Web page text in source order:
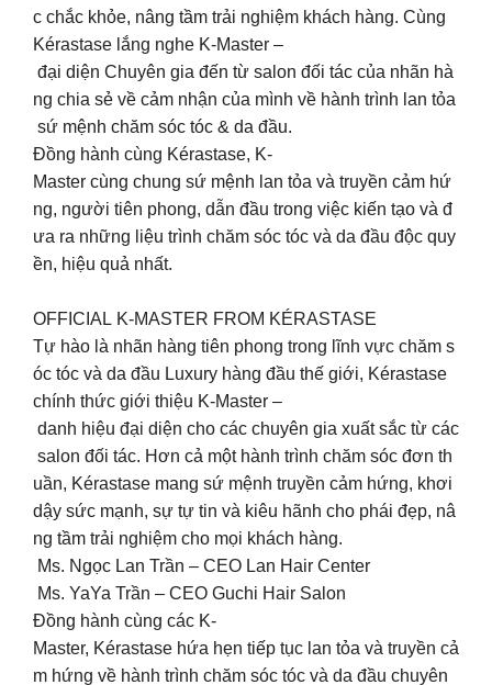
c chắc khỏe, nâng tầm trải nghiệm khách hàng. Cùng
Kérastase lắng nghe K-Master –
đại diện Chuyên gia đến từ salon đối tác của nhãn hà
ng chia sẻ về cảm nhận của mình về hành trình lan tỏa
sứ mệnh chăm sóc tóc & da đầu.
Đồng hành cùng Kérastase, K-
Master cùng chung sứ mệnh lan tỏa và truyền cảm hứ
ng, người tiên phong, dẫn đầu trong việc kiến tạo và đ
ưa ra những liệu trình chăm sóc tóc và da đầu độc quy
ền, hiệu quả nhất.
OFFICIAL K-MASTER FROM KÉRASTASE
Tự hào là nhãn hàng tiên phong trong lĩnh vực chăm s
óc tóc và da đầu Luxury hàng đầu thế giới, Kérastase
chính thức giới thiệu K-Master –
danh hiệu đại diện cho các chuyên gia xuất sắc từ các
salon đối tác. Hơn cả một hành trình chăm sóc đơn th
uần, Kérastase mang sứ mệnh truyền cảm hứng, khơi
dậy sức mạnh, sự tự tin và kiêu hãnh cho phái đẹp, nâ
ng tầm trải nghiệm cho mọi khách hàng.
Ms. Ngọc Lan Trần – CEO Lan Hair Center
Ms. YaYa Trần – CEO Guchi Hair Salon
Đồng hành cùng các K-
Master, Kérastase hứa hẹn tiếp tục lan tỏa và truyền cả
m hứng về hành trình chăm sóc tóc và da đầu chuyên